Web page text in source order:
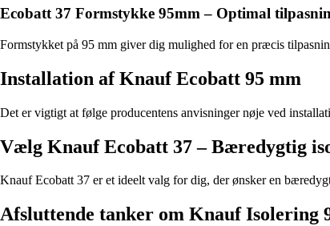
Ecobatt 37 Formstykke 95mm – Optimal
Formstykket på 95 mm giver dig mulighed for en præcis
Installation af Knauf Ecobatt 95 mm
Det er vigtigt at følge producentens anvisninger nøje ved
Vælg Knauf Ecobatt 37 – Bæredygtig
Knauf Ecobatt 37 er et ideelt valg for dig, der ønsker en
Afsluttende tanker om Knauf Isolering